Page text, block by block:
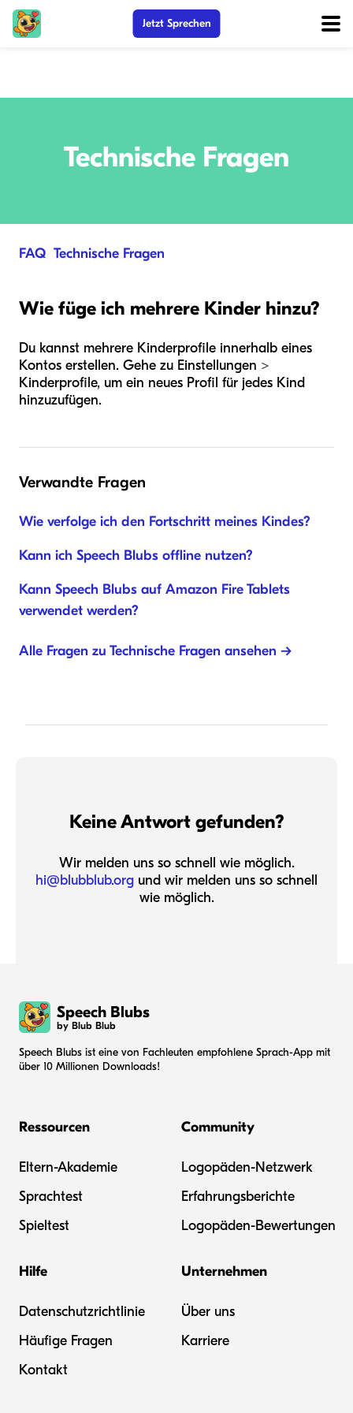
Jetzt Sprechen
Technische Fragen
FAQ/ Technische Fragen
Wie füge ich mehrere Kinder hinzu?
Du kannst mehrere Kinderprofile innerhalb eines
Kontos erstellen. Gehe zu Einstellungen >
Kinderprofile, um ein neues Profil für jedes Kind
hinzuzufügen.
Verwandte Fragen
Wie verfolge ich den Fortschritt meines Kindes?
Kann ich Speech Blubs offline nutzen?
Kann Speech Blubs auf Amazon Fire Tablets
verwendet werden?
Alle Fragen zu Technische Fragen ansehen →
Keine Antwort gefunden?
Wir melden uns so schnell wie möglich.
hi@blubblub.org und wir melden uns so schnell
wie möglich.
Speech Blubs
by Blub Blub
Speech Blubs ist eine von Fachleuten empfohlene Sprach-App mit
über 10 Millionen Downloads!
Ressourcen
Eltern-Akademie
Sprachtest
Spieltest
Community
Logopäden-Netzwerk
Erfahrungsberichte
Logopäden-Bewertungen
Hilfe
Datenschutzrichtlinie
Häufige Fragen
Kontakt
Unternehmen
Über uns
Karriere